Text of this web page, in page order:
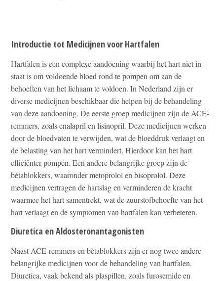
Introductie tot Medicijnen voor Hartfalen
Hartfalen is een complexe aandoening waarbij het hart niet in
staat is om voldoende bloed rond te pompen om aan de
behoeften van het lichaam te voldoen. In Nederland zijn er
diverse medicijnen beschikbaar die helpen bij de behandeling
van deze aandoening. De eerste groep medicijnen zijn de ACE-
remmers, zoals enalapril en lisinopril. Deze medicijnen werken
door de bloedvaten te verwijden, wat de bloeddruk verlaagt en
de belasting van het hart vermindert. Hierdoor kan het hart
efficiënter pompen. Een andere belangrijke groep zijn de
bètablokkers, waaronder metoprolol en bisoprolol. Deze
medicijnen vertragen de hartslag en verminderen de kracht
waarmee het hart samentrekt, wat de zuurstofbehoefte van het
hart verlaagt en de symptomen van hartfalen kan verbeteren.
Diuretica en Aldosteronantagonisten
Naast ACE-remmers en bètablokkers zijn er nog twee andere
belangrijke medicijnen voor de behandeling van hartfalen.
Diuretica, vaak bekend als plaspillen, zoals furosemide en